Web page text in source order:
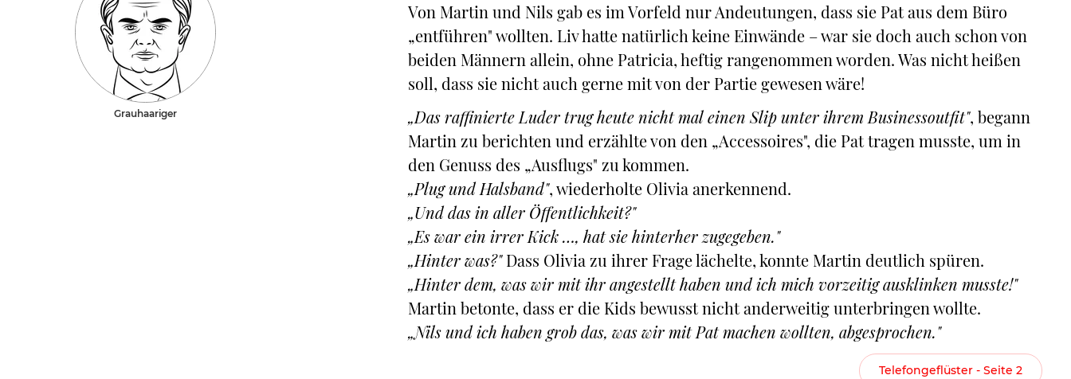
Grauhaariger
Von Martin und Nils gab es im Vorfeld nur Andeutungen, dass sie Pat aus dem Büro
„entführen" wollten. Liv hatte natürlich keine Einwände – war sie doch auch schon von
beiden Männern allein, ohne Patricia, heftig rangenommen worden. Was nicht heißen
soll, dass sie nicht auch gerne mit von der Partie gewesen wäre!
„Das raffinierte Luder trug heute nicht mal einen Slip unter ihrem Businessoutfit", begann
Martin zu berichten und erzählte von den „Accessoires", die Pat tragen musste, um in
den Genuss des „Ausflugs" zu kommen.
„Plug und Halsband", wiederholte Olivia anerkennend.
„Und das in aller Öffentlichkeit?"
„Es war ein irrer Kick …, hat sie hinterher zugegeben."
„Hinter was?"Dass Olivia zu ihrer Frage lächelte, konnte Martin deutlich spüren.
„Hinter dem, was wir mit ihr angestellt haben und ich mich vorzeitig ausklinken musste!"
Martin betonte, dass er die Kids bewusst nicht anderweitig unterbringen wollte.
„Nils und ich haben grob das, was wir mit Pat machen wollten, abgesprochen."
Telefongeflüster - Seite 2